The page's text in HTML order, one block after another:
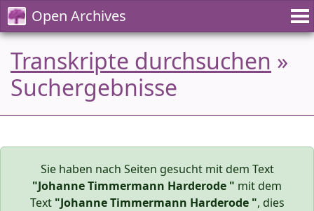
Open Archives
Transkripte durchsuchen »
Suchergebnisse
Sie haben nach Seiten gesucht mit dem Text
"Johanne Timmermann Harderode " mit dem
Text "Johanne Timmermann Harderode ", dies